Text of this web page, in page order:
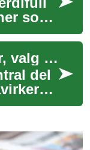
som
i
Kjøleskap: funksjoner, valg og moderne teknologi
del
og